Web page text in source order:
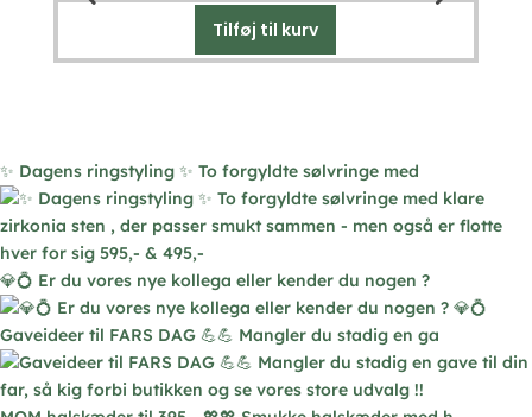
Tilføj til kurv
✨ Dagens ringstyling ✨ To forgyldte sølvringe med
💎💍 Er du vores nye kollega eller kender du nogen ?
Gaveideer til FARS DAG 💪💪 Mangler du stadig en ga